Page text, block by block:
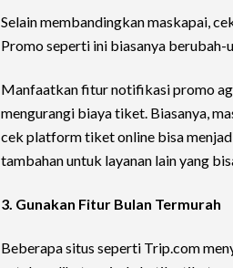
Selain membandingkan maskapai,
Promo seperti ini biasanya
Manfaatkan fitur notifikasi promo
mengurangi biaya tiket. Biasanya,
cek platform tiket online bisa
tambahan untuk layanan lain yang
3. Gunakan Fitur Bulan Termurah
Beberapa situs seperti Trip.com